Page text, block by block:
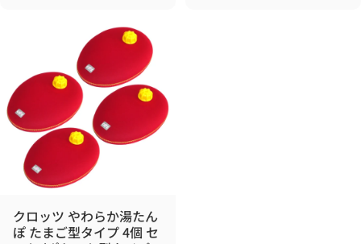
クロッツ やわらか湯たん
ぽ たまご型タイプ 4個 セ